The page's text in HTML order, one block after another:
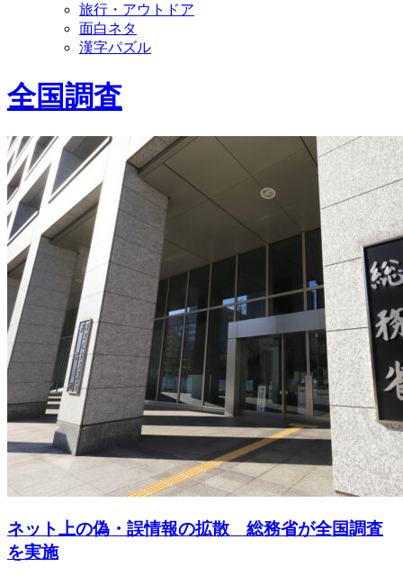
旅行・アウトドア
面白ネタ
漢字パズル
全国調査
ネット上の偽・誤情報の拡散 総務省が全国調査
を実施